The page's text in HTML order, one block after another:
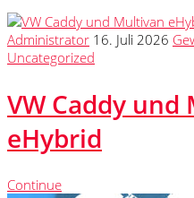
Administrator 16. Juli 2026
Uncategorized
VW Caddy und
eHybrid
Continue